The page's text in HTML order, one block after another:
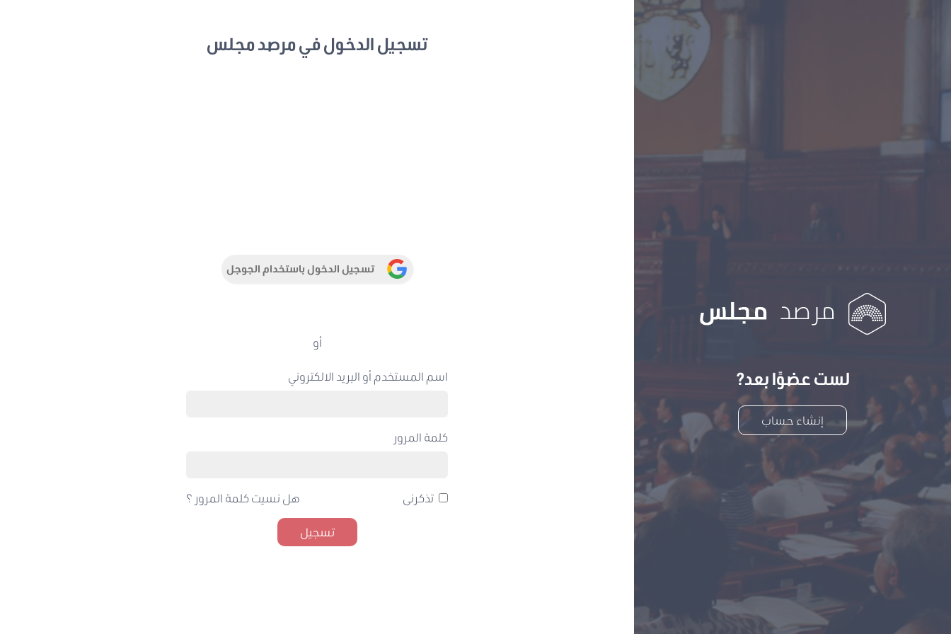
لست عضوًا بعد?
إنشاء حساب
تسجيل الدخول في مرصد مجلس
تسجيل الدخول باستخدام الجوجل
أو
اسم المستخدم أو البريد الالكتروني
كلمة المرور
تذكرنى هل نسيت كلمة المرور ؟